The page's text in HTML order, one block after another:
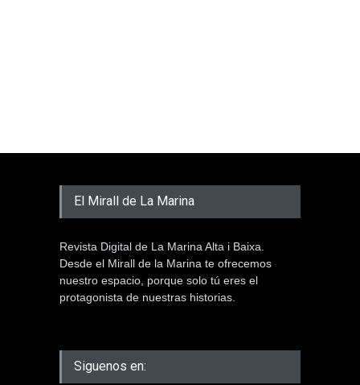
El Mirall de La Marina
Revista Digital de La Marina Alta i Baixa.
Desde el Mirall de la Marina te ofrecemos
nuestro espacio, porque solo tú eres el
protagonista de nuestras historias.
Siguenos en: